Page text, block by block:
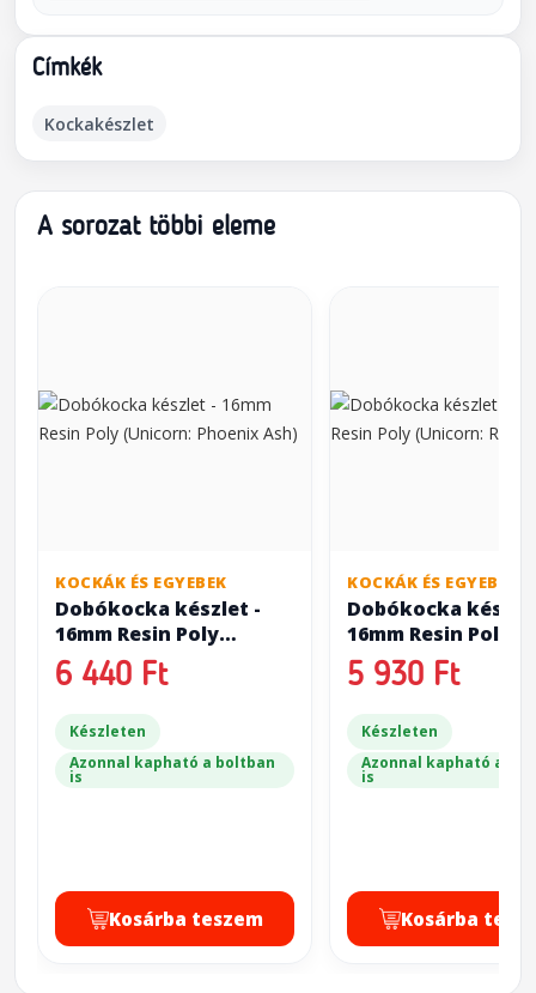
Címkék
Kockakészlet
A sorozat többi eleme
KOCKÁK ÉS EGYEBEK
Dobókocka készlet -
16mm Resin Poly
(Unicorn: Phoenix Ash)
6 440 Ft
Készleten
Azonnal kapható a boltban
is
Kosárba teszem
KOCKÁK ÉS EGYEBEK
Dobókocka
16mm Resin Poly
(Unicorn: Rainbow
5 930 Ft
Készleten
Azonnal kapható a
is
Kosárba